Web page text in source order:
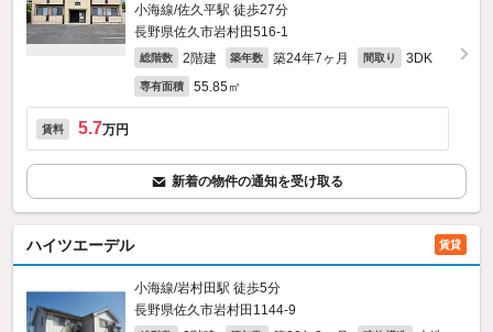
小海線/佐久平駅 徒歩27分
長野県佐久市岩村田516‐1
総階数 2階建 築年数 築24年7ヶ月 間取り 3DK
専有面積 55.85㎡
賃料 5.7万円
新着の物件の通知を受け取る
ハイツエーデル 賃貸
小海線/岩村田駅 徒歩5分
長野県佐久市岩村田1144‐9